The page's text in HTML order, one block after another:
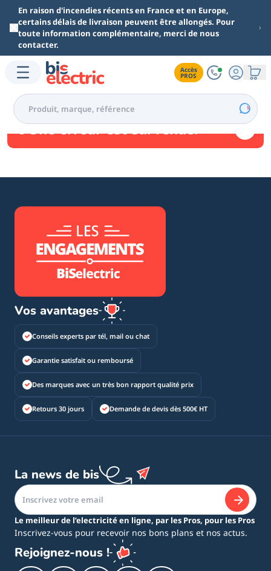
Aller au contenu principal
En raison d'incendies récents en France et en Europe,
certains délais de livraison peuvent être allongés. Pour
toute information complémentaire, merci de nous
contacter.
Accès
PROS
Une erreur est survenue.
Vos avantages
Conseils experts par tél, mail ou chat
Garantie satisfait ou remboursé
Des marques avec un très bon rapport qualité prix
Retours 30 jours Demande de devis dès 500€ HT
La news de bis
Le meilleur de l’electricité en ligne, par les Pros, pour les Pros
Inscrivez-vous pour recevoir nos bons plans et nos actus.
Rejoignez-nous !